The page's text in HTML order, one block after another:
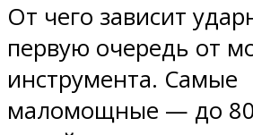
От чего зависит
первую очередь от
инструмента. Самые
маломощные — до